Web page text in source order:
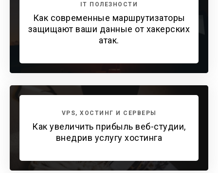
IT ПОЛЕЗНОСТИ
Как современные маршрутизаторы
защищают ваши данные от хакерских
атак.
VPS, ХОСТИНГ И СЕРВЕРЫ
Как увеличить прибыль веб-студии,
внедрив услугу хостинга